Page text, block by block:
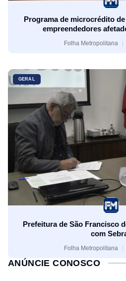
Programa de microcrédito
empreendedores
Folha Metropolitana
GERAL
Prefeitura de São Francisco
com
Folha Metropolitana
ANÚNCIE CONOSCO